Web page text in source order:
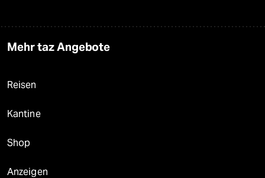
Mehr taz Angebote
Reisen
Kantine
Shop
Anzeigen